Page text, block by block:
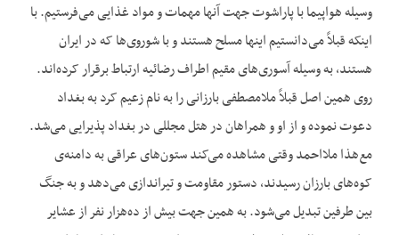
وسیله هواپیما با پاراشوت جهت آنها مهمات و مواد غذایی می‌فرستیم. با
اینکه قبلاً می‌دانستیم اینها مسلح هستند و با شوروی‌ها که در ایران
هستند، به وسیله آسوری‌های مقیم اطراف رضائیه ارتباط برقرار کرده‌اند.
روی همین اصل قبلاً ملامصطفی بارزانی را به نام زعیم کرد به بغداد
دعوت نموده و از او و همراهان در هتل مجللی در بغداد پذیرایی می‌شد.
مع‌هذا ملااحمد وقتی مشاهده می‌کند ستون‌های عراقی به دامنه‌ی
کوه‌های بارزان رسیدند، دستور مقاومت و تیراندازی می‌دهد و به جنگ
بین طرفین تبدیل می‌شود. به همین جهت بیش از ده‌هزار نفر از عشایر